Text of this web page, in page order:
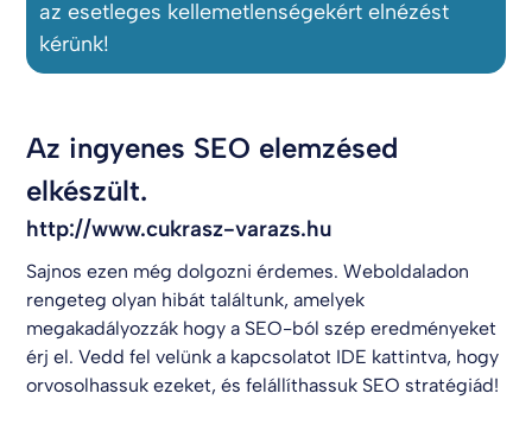
az esetleges kellemetlenségekért elnézést
kérünk!
Az ingyenes SEO elemzésed
elkészült.
http://www.cukrasz-varazs.hu
Sajnos ezen még dolgozni érdemes. Weboldaladon
rengeteg olyan hibát találtunk, amelyek
megakadályozzák hogy a SEO-ból szép eredményeket
érj el. Vedd fel velünk a kapcsolatot IDE kattintva, hogy
orvosolhassuk ezeket, és felállíthassuk SEO stratégiád!